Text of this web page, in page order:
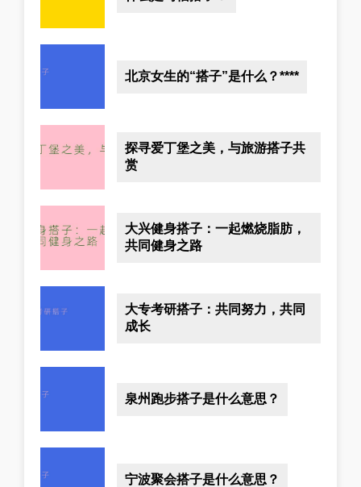
北京女生的“搭子”是什么？****
探寻爱丁堡之美，与旅游搭子共
赏
大兴健身搭子：一起燃烧脂肪，
共同健身之路
大专考研搭子：共同努力，共同
成长
泉州跑步搭子是什么意思？
宁波聚会搭子是什么意思？